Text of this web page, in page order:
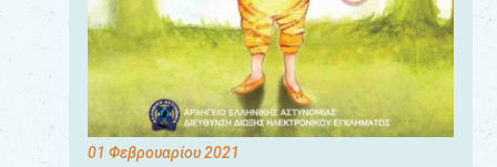
01 Φεβρουαρίου 2021